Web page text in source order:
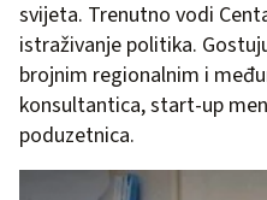
svijeta. Trenutno vodi
istraživanje politika.
brojnim regionalnim i
konsultantica, start-up
poduzetnica.